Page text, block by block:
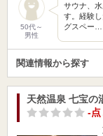
50代～
男性
サウナ、
す。経験
グスペー…
関連情報から探す
天然温泉 七宝の
-点